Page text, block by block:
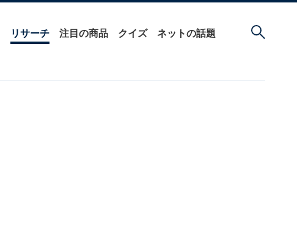
リサーチ 注目の商品 クイズ ネットの話題